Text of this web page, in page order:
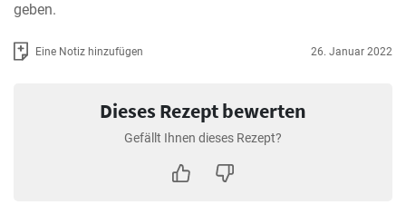
geben.
Eine Notiz hinzufügen 26. Januar 2022
Dieses Rezept bewerten
Gefällt Ihnen dieses Rezept?